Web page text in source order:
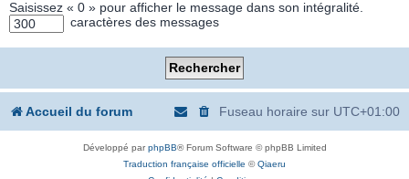
Saisissez « 0 » pour afficher le message dans son intégralité.
caractères des messages
Accueil du forum Fuseau horaire sur UTC+01:00
Développé parphpBB® Forum Software © phpBB Limited
Traduction française officielle ©Qiaeru